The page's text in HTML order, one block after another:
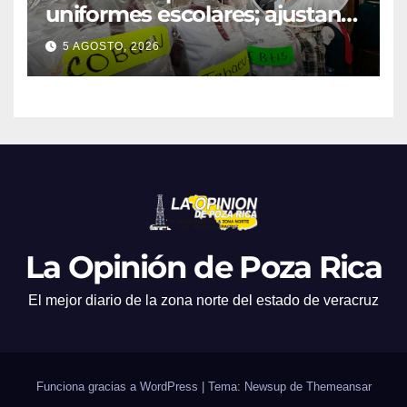
uniformes escolares; ajustan
promociones
5 AGOSTO, 2026
La Opinión de Poza Rica
El mejor diario de la zona norte del estado de veracruz
Funciona gracias a WordPress Tema: Newsup de Themeansar